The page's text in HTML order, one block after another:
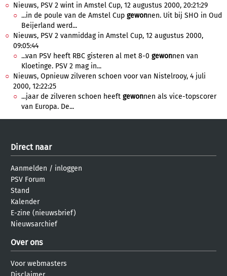
Nieuws, PSV 2 wint in Amstel Cup, 12 augustus 2000, 20:21:29
...in de poule van de Amstel Cup gewonnen. Uit bij SHO in Oud
Beijerland werd...
Nieuws, PSV 2 vanmiddag in Amstel Cup, 12 augustus 2000,
09:05:44
...van PSV heeft RBC gisteren al met 8-0 gewonnen van
Kloetinge. PSV 2 mag in...
Nieuws, Opnieuw zilveren schoen voor van Nistelrooy, 4 juli
2000, 12:22:25
...jaar de zilveren schoen heeft gewonnen als vice-topscorer
van Europa. De...
Direct naar
Aanmelden / inloggen
PSV Forum
Stand
Kalender
E-zine (nieuwsbrief)
Nieuwsarchief
Over ons
Voor webmasters